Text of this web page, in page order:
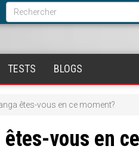
Formulaire
de
recherche
Rechercher
TESTS BLOGS
êtes-vous en ce moment?
vous en